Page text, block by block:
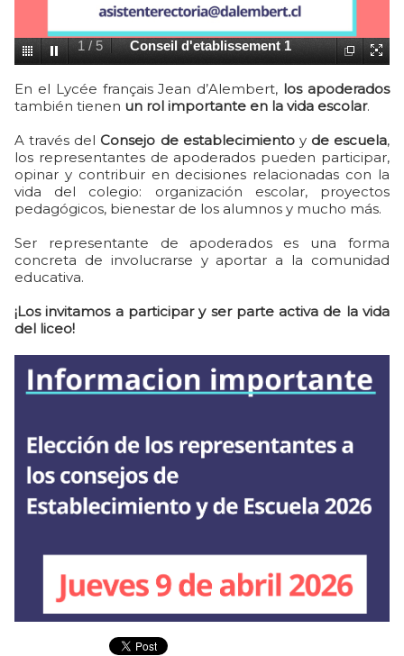
1 / 5 Conseil d'etablissement 1
En el Lycée français Jean d’Alembert, los apoderados
también tienen un rol importante en la vida escolar.
A través del Consejo de establecimientoy de escuela,
los representantes de apoderados pueden participar,
opinar y contribuir en decisiones relacionadas con la
vida del colegio: organización escolar, proyectos
pedagógicos, bienestar de los alumnos y mucho más.
Ser representante de apoderados es una forma
concreta de involucrarse y aportar a la comunidad
educativa.
¡Los invitamos a participar y ser parte activa de la vida
del liceo!